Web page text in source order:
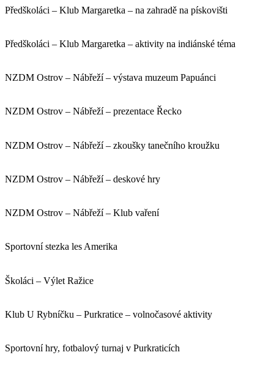
Předškoláci – Klub Margaretka – na zahradě na pískovišti
Předškoláci – Klub Margaretka – aktivity na indiánské téma
NZDM Ostrov – Nábřeží – výstava muzeum Papuánci
NZDM Ostrov – Nábřeží – prezentace Řecko
NZDM Ostrov – Nábřeží – zkoušky tanečního kroužku
NZDM Ostrov – Nábřeží – deskové hry
NZDM Ostrov – Nábřeží – Klub vaření
Sportovní stezka les Amerika
Školáci – Výlet Ražice
Klub U Rybníčku – Purkratice – volnočasové aktivity
Sportovní hry, fotbalový turnaj v Purkraticích